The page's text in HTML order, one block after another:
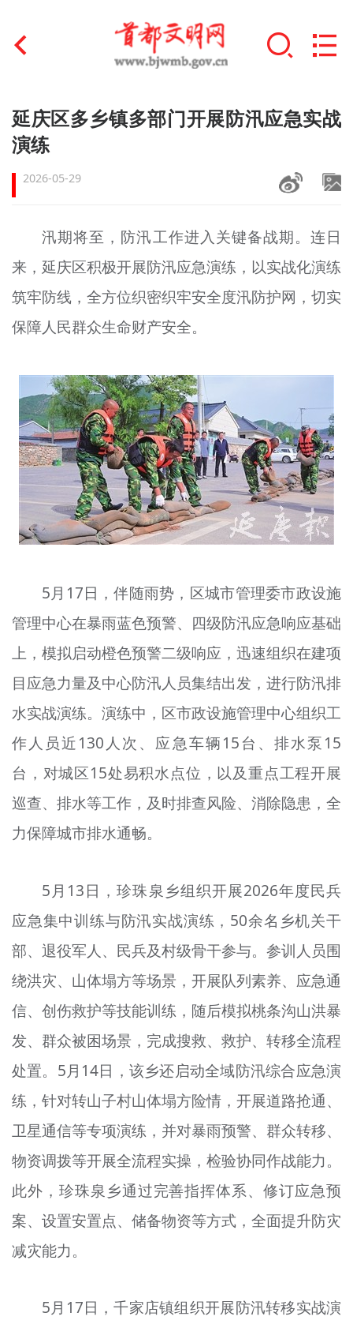
首页
文明创建
文明实践
+
未成年人思想道德建设
榜样人物
+
身边好人
文明评论
北京宣传文化引导基金
宣传思想文化人才
专题
资料库
+
延庆区多乡镇多部门开展防汛应急实战
演练
2026-05-29
汛期将至，防汛工作进入关键备战期。连日
来，延庆区积极开展防汛应急演练，以实战化演练
筑牢防线，全方位织密织牢安全度汛防护网，切实
保障人民群众生命财产安全。
5月17日，伴随雨势，区城市管理委市政设施
管理中心在暴雨蓝色预警、四级防汛应急响应基础
上，模拟启动橙色预警二级响应，迅速组织在建项
目应急力量及中心防汛人员集结出发，进行防汛排
水实战演练。演练中，区市政设施管理中心组织工
作人员近130人次、应急车辆15台、排水泵15
台，对城区15处易积水点位，以及重点工程开展
巡查、排水等工作，及时排查风险、消除隐患，全
力保障城市排水通畅。
5月13日，珍珠泉乡组织开展2026年度民兵
应急集中训练与防汛实战演练，50余名乡机关干
部、退役军人、民兵及村级骨干参与。参训人员围
绕洪灾、山体塌方等场景，开展队列素养、应急通
信、创伤救护等技能训练，随后模拟桃条沟山洪暴
发、群众被困场景，完成搜救、救护、转移全流程
处置。5月14日，该乡还启动全域防汛综合应急演
练，针对转山子村山体塌方险情，开展道路抢通、
卫星通信等专项演练，并对暴雨预警、群众转移、
物资调拨等开展全流程实操，检验协同作战能力。
此外，珍珠泉乡通过完善指挥体系、修订应急预
案、设置安置点、储备物资等方式，全面提升防灾
减灾能力。
5月17日，千家店镇组织开展防汛转移实战演